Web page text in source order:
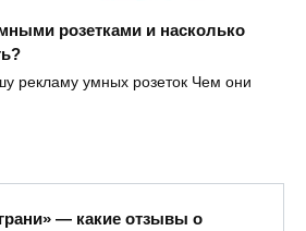
розетками и насколько
рекламу умных розеток Чем они
— какие отзывы о